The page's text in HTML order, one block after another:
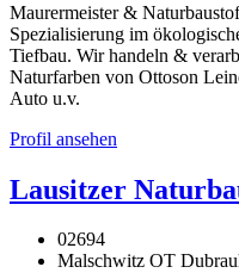
Maurermeister &
Spezialisierung im
Tiefbau. Wir handeln &
Naturfarben von Ottoson
Auto u.v.
Profil ansehen
Lausitzer
02694
Malschwitz OT